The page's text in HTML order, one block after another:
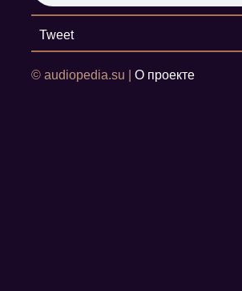
Tweet
© audiopedia.su | О проекте